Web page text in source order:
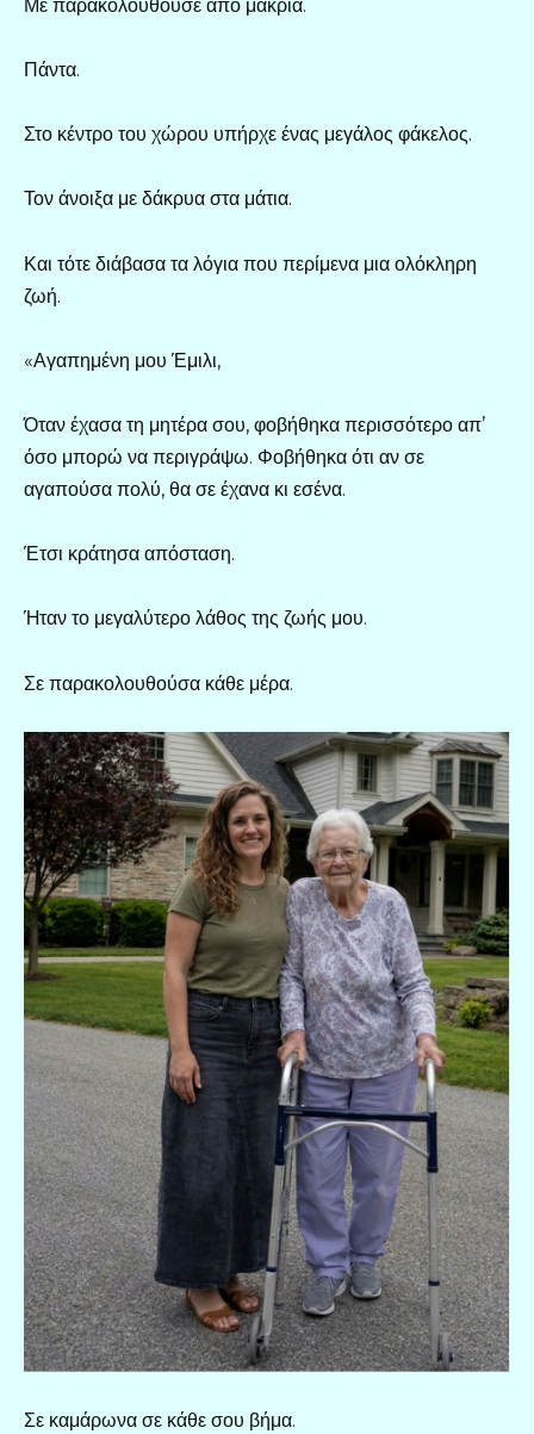
Με παρακολουθούσε από μακριά.
Πάντα.
Στο κέντρο του χώρου υπήρχε ένας μεγάλος φάκελος.
Τον άνοιξα με δάκρυα στα μάτια.
Και τότε διάβασα τα λόγια που περίμενα μια ολόκληρη
ζωή.
«Αγαπημένη μου Έμιλι,
Όταν έχασα τη μητέρα σου, φοβήθηκα περισσότερο απ’
όσο μπορώ να περιγράψω. Φοβήθηκα ότι αν σε
αγαπούσα πολύ, θα σε έχανα κι εσένα.
Έτσι κράτησα απόσταση.
Ήταν το μεγαλύτερο λάθος της ζωής μου.
Σε παρακολουθούσα κάθε μέρα.
Σε καμάρωνα σε κάθε σου βήμα.